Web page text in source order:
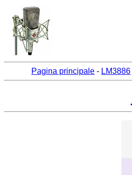
Pagina principale - LM3886